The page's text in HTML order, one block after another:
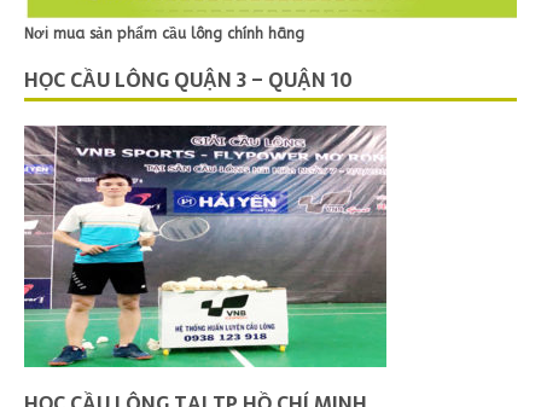
Nơi mua sản phẩm cầu lông chính hãng
HỌC CẦU LÔNG QUẬN 3 – QUẬN 10